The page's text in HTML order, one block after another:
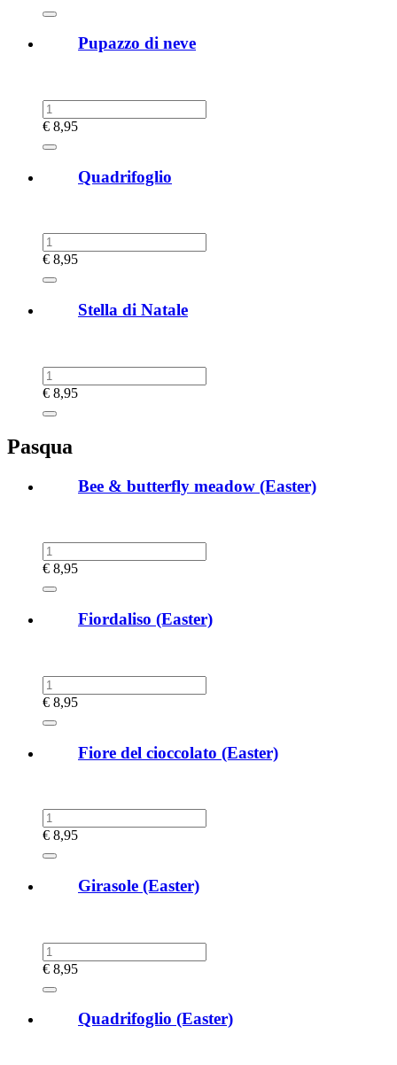
Pupazzo di neve
€ 8,95
Quadrifoglio
€ 8,95
Stella di Natale
€ 8,95
Pasqua
Bee & butterfly meadow (Easter)
€ 8,95
Fiordaliso (Easter)
€ 8,95
Fiore del cioccolato (Easter)
€ 8,95
Girasole (Easter)
€ 8,95
Quadrifoglio (Easter)